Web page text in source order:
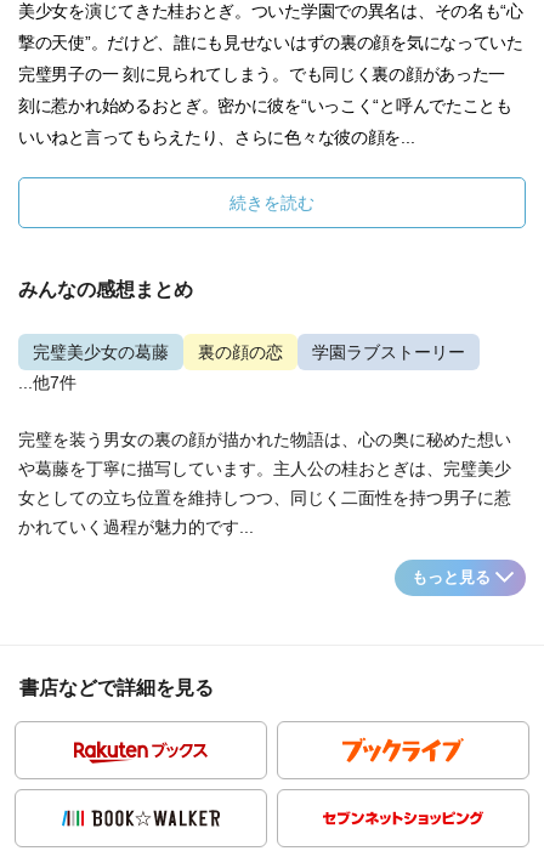
美少女を演じてきた桂おとぎ。ついた学園での異名は、その名も“心
撃の天使”。だけど、誰にも見せないはずの裏の顔を気になっていた
完璧男子の一 刻に見られてしまう。でも同じく裏の顔があった一
刻に惹かれ始めるおとぎ。密かに彼を“いっこく“と呼んでたことも
いいねと言ってもらえたり、さらに色々な彼の顔を...
続きを読む
みんなの感想まとめ
完璧美少女の葛藤 裏の顔の恋
学園ラブストーリー
...他7件
完璧を装う男女の裏の顔が描かれた物語は、心の奥に秘めた想い
や葛藤を丁寧に描写しています。主人公の桂おとぎは、完璧美少
女としての立ち位置を維持しつつ、同じく二面性を持つ男子に惹
かれていく過程が魅力的です...
もっと見る
書店などで詳細を見る